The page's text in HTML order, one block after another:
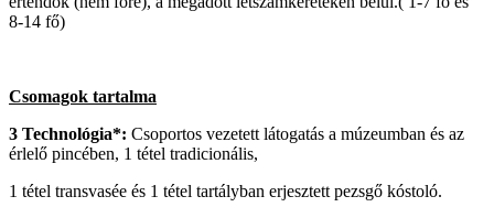
8-14 fő)
Csomagok tartalma
3 Technológia*: Csoportos vezetett látogatás a múzeumban és az
érlelő pincében, 1 tétel tradicionális,
1 tétel transvasée és 1 tétel tartályban erjesztett pezsgő kóstoló.